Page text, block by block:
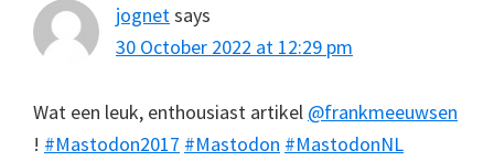
jognetsays
30 October 2022 at 12:29 pm
Wat een leuk, enthousiast artikel @frankmeeuwsen
! #Mastodon2017 #Mastodon #MastodonNL